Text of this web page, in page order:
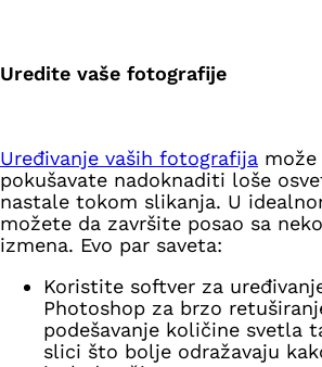
Uredite vaše fotografije
Uređivanje vaših fotografija
pokušavate nadoknaditi loše
nastale tokom slikanja. U
možete da završite posao sa
izmena. Evo par saveta:
Koristite softver za
Photoshop za brzo
podešavanje količine svetla
slici što bolje odražavaju